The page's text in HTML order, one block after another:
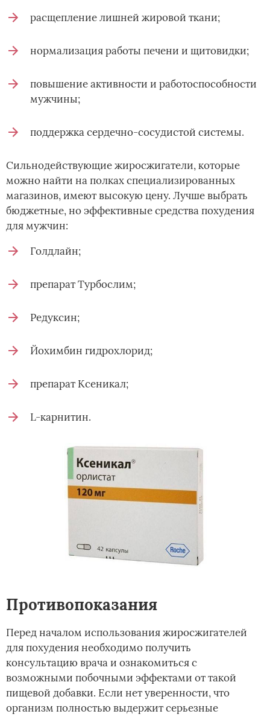
расщепление лишней жировой ткани;
нормализация работы печени и щитовидки;
повышение активности и работоспособности
мужчины;
поддержка сердечно-сосудистой системы.
Сильнодействующие жиросжигатели, которые
можно найти на полках специализированных
магазинов, имеют высокую цену. Лучше выбрать
бюджетные, но эффективные средства похудения
для мужчин:
Голдлайн;
препарат Турбослим;
Редуксин;
Йохимбин гидрохлорид;
препарат Ксеникал;
L-карнитин.
Противопоказания
Перед началом использования жиросжигателей
для похудения необходимо получить
консультацию врача и ознакомиться с
возможными побочными эффектами от такой
пищевой добавки. Если нет уверенности, что
организм полностью выдержит серьезные